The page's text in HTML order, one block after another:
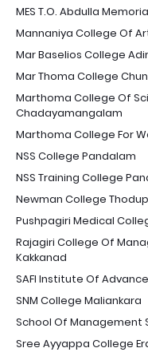
MES T.O. Abdulla
Mannaniya College Of
Mar Baselios College
Mar Thoma College
Marthoma College Of
Chadayamangalam
Marthoma College For
NSS College Pandalam
NSS Training College
Newman College
Pushpagiri Medical
Rajagiri College Of
Kakkanad
SAFI Institute Of
SNM College Maliankara
School Of Management
Sree Ayyappa College